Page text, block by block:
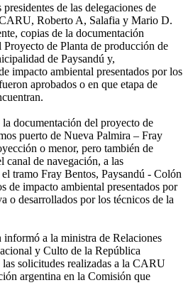
de las delegaciones de
Roberto A, Salafia y Mario D.
copias de la documentación
de Planta de producción de
de Paysandú y,
impacto ambiental presentados por los
aprobados o en que etapa de
documentación del proyecto de
puerto de Nueva Palmira – Fray
o menor, pero también de
canal de navegación, a las
tramo Fray Bentos, Paysandú - Colón
de impacto ambiental presentados por
o desarrollados por los técnicos de la
informó a la ministra de Relaciones
y Culto de la República
solicitudes realizadas a la CARU
argentina en la Comisión que